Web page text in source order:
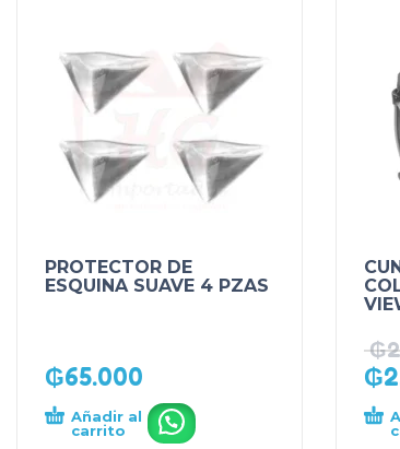
PROTECTOR DE
ESQUINA SUAVE 4 PZAS
₲65.000
Añadir al
carrito
.
₲
₲